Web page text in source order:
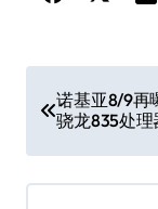
章
导
航
诺基亚8/9再
骁龙835处理